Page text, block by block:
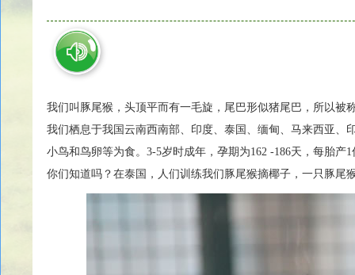
我们叫豚尾猴，头顶平而有一毛旋，尾巴形似猪尾巴，所以被
我们栖息于我国云南西南部、印度、泰国、缅甸、马来西亚
小鸟和鸟卵等为食。3-5岁时成年，孕期为162 -186天，每胎产
你们知道吗？在泰国，人们训练我们豚尾猴摘椰子，一只豚尾